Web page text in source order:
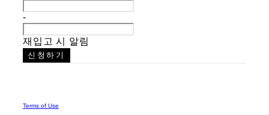
-
재입고 시 알림
신청하기
Terms of Use